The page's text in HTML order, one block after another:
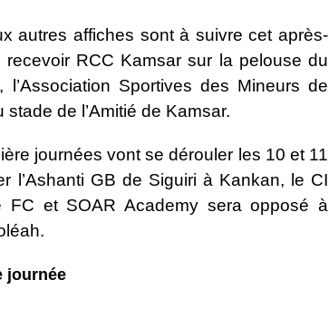
autres affiches sont à suivre cet après-
RCC Kamsar sur la pelouse du
Sportives des Mineurs de
de l’Amitié de Kamsar.
journées vont se dérouler les 10 et 11
l’Ashanti GB de Siguiri à Kankan, le CI
FC et SOAR Academy sera opposé à
journée